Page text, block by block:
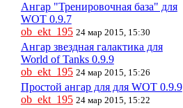
Ангар "Тренировочная база" для
WOT 0.9.7
ob_ekt_195 24 мар 2015, 15:30
Ангар звездная галактика для
World of Tanks 0.9.9
ob_ekt_195 24 мар 2015, 15:26
Простой ангар для для WOT 0.9.9
ob_ekt_195 24 мар 2015, 15:22